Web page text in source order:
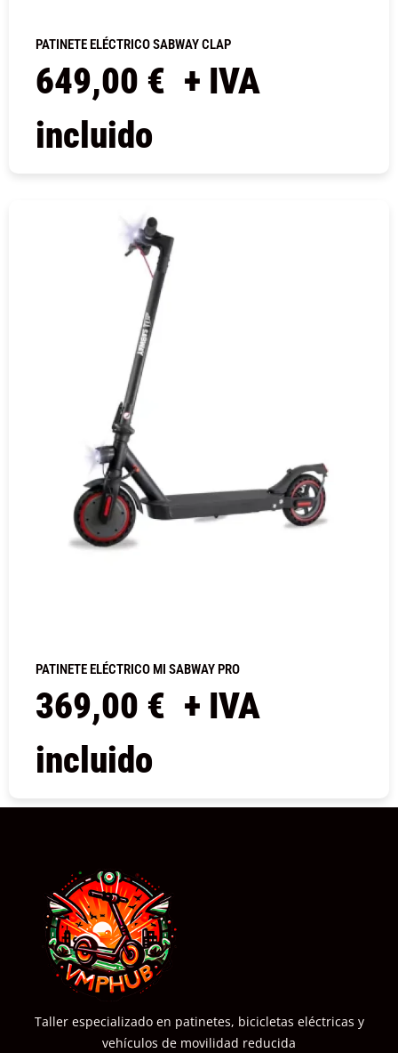
PATINETE ELÉCTRICO SABWAY CLAP
649,00 € + IVA
incluido
PATINETE ELÉCTRICO MI SABWAY PRO
369,00 € + IVA
incluido
Taller especializado en patinetes, bicicletas eléctricas y
vehículos de movilidad reducida